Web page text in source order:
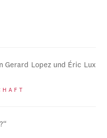
Gerard Lopez und Éric Lux